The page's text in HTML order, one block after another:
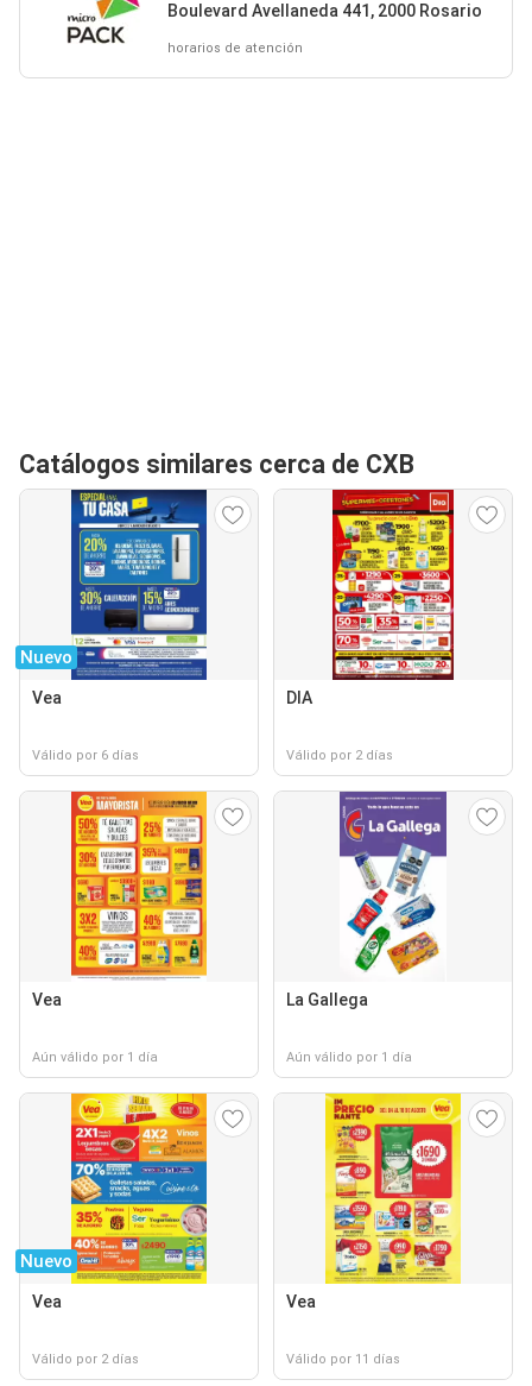
Boulevard Avellaneda 441, 2000 Rosario
horarios de atención
Catálogos similares cerca de CXB
Nuevo
Vea
Válido por 6 días
DIA
Válido por 2 días
Vea
Aún válido por 1 día
La Gallega
Aún válido por 1 día
Nuevo
Vea
Válido por 2 días
Vea
Válido por 11 días